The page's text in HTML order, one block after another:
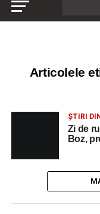
Articolele
ȘTIRI
Zi de
Boz,